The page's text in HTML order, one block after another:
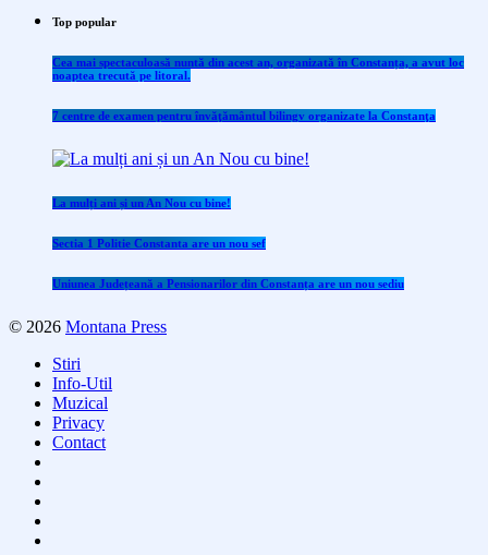
Top popular
Cea mai spectaculoasă nuntă din acest an, organizată în Constanța, a avut loc
noaptea trecută pe litoral.
7 centre de examen pentru învăţământul bilingv organizate la Constanţa
La mulți ani și un An Nou cu bine!
Sectia 1 Politie Constanta are un nou sef
Uniunea Județeană a Pensionarilor din Constanța are un nou sediu
© 2026 Montana Press
Stiri
Info-Util
Muzical
Privacy
Contact